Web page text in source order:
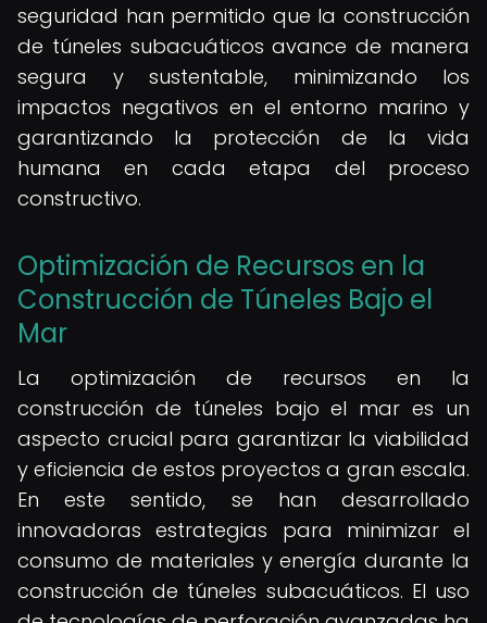
seguridad han permitido que la construcción
de túneles subacuáticos avance de manera
segura y sustentable, minimizando los
impactos negativos en el entorno marino y
garantizando la protección de la vida
humana en cada etapa del proceso
constructivo.
Optimización de Recursos en la
Construcción de Túneles Bajo el
Mar
La optimización de recursos en la
construcción de túneles bajo el mar es un
aspecto crucial para garantizar la viabilidad
y eficiencia de estos proyectos a gran escala.
En este sentido, se han desarrollado
innovadoras estrategias para minimizar el
consumo de materiales y energía durante la
construcción de túneles subacuáticos. El uso